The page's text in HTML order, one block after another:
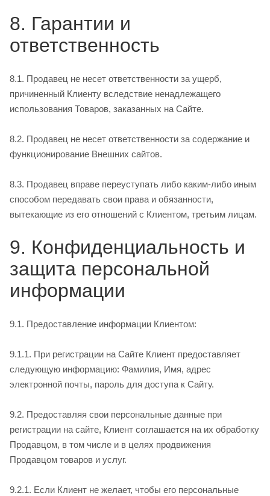
8. Гарантии и
ответственность
8.1. Продавец не несет ответственности за ущерб,
причиненный Клиенту вследствие ненадлежащего
использования Товаров, заказанных на Сайте.
8.2. Продавец не несет ответственности за содержание и
функционирование Внешних сайтов.
8.3. Продавец вправе переуступать либо каким-­либо иным
способом передавать свои права и обязанности,
вытекающие из его отношений с Клиентом, третьим лицам.
9. Конфиденциальность и
защита персональной
информации
9.1. Предоставление информации Клиентом:
9.1.1. При регистрации на Сайте Клиент предоставляет
следующую информацию: Фамилия, Имя, адрес
электронной почты, пароль для доступа к Сайту.
9.2. Предоставляя свои персональные данные при
регистрации на сайте, Клиент соглашается на их обработку
Продавцом, в том числе и в целях продвижения
Продавцом товаров и услуг.
9.2.1. Если Клиент не желает, чтобы его персональные